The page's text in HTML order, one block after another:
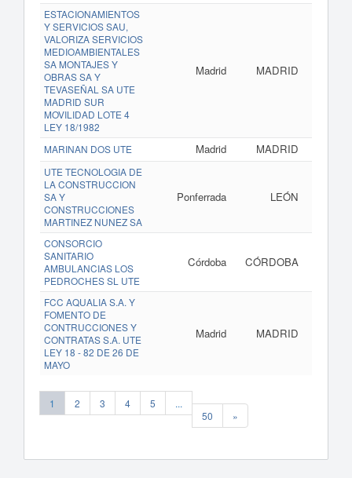
ESTACIONAMIENTOS
Y SERVICIOS SAU,
VALORIZA SERVICIOS
MEDIOAMBIENTALES
SA MONTAJES Y
OBRAS SA Y
TEVASEÑAL SA UTE
MADRID SUR
MOVILIDAD LOTE 4
LEY 18/1982
Madrid MADRID
MARINAN DOS UTE Madrid MADRID
UTE TECNOLOGIA DE
LA CONSTRUCCION
SA Y
CONSTRUCCIONES
MARTINEZ NUNEZ SA
Ponferrada LEÓN
CONSORCIO
SANITARIO
AMBULANCIAS LOS
PEDROCHES SL UTE
Córdoba CÓRDOBA
FCC AQUALIA S.A. Y
FOMENTO DE
CONTRUCCIONES Y
CONTRATAS S.A. UTE
LEY 18 - 82 DE 26 DE
MAYO
Madrid MADRID
1 2 3 4 5
...
50
»